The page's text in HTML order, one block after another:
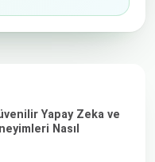
Yapay Zeka ve
Nasıl